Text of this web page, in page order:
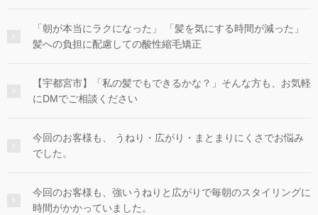
「朝が本当にラクになった」 「髪を気にする時間が減った」
髪への負担に配慮しての酸性縮毛矯正
【宇都宮市】「私の髪でもできるかな？」そんな方も、お気軽
にDMでご相談ください
今回のお客様も、 うねり・広がり・まとまりにくさでお悩み
でした。
今回のお客様も、強いうねりと広がりで毎朝のスタイリングに
時間がかかっていました。